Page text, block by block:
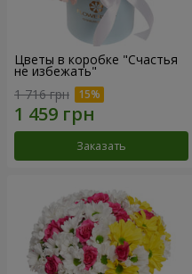
Цветы в коробке "Счастья
не избежать"
1 716 грн
Заказать